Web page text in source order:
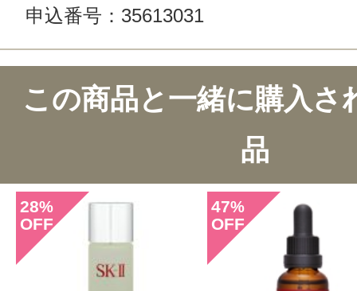
申込番号：35613031
この商品のクチコミ
1件のレビュー
投稿日：2023年01月
Ｐauline 様
／60代以上
この商品と一緒に購入さ
品
28%
OFF
47%
OFF